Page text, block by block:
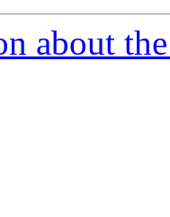
about